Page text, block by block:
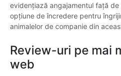
evidențiază angajamentul față
opțiune de încredere pentru
animalelor de companie din
Review-uri pe mai
web